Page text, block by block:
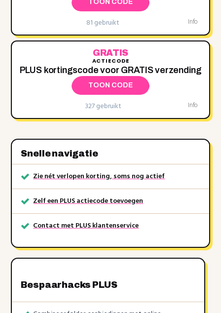
TOON CODE
81 gebruikt Info
GRATIS
ACTIECODE
PLUS kortingscode voor GRATIS verzending
TOON CODE
327 gebruikt Info
Snelle navigatie
Zie nét verlopen korting, soms nog actief
Zelf een PLUS actiecode toevoegen
Contact met PLUS klantenservice
Bespaarhacks PLUS